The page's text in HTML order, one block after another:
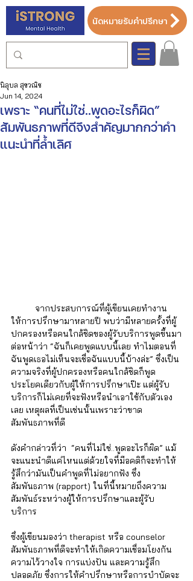
นัดหมายรับคำปรึกษา
เพราะ “คนที่ไม่ใช่..พูดอะไรก็ผิด”
สัมพันธภาพที่ดีจึงสำคัญมากกว่าคำ
แนะนำที่ล้ำเลิศ
นิลุบล สุขวณิช
Jun 14, 2024
ให้การปรึกษามาหลายปี พบว่ามีหลายครั้งที่ผู้
ปกครองหรือคนใกล้ชิดของผู้รับบริการพูดขึ้นมา
ต่อหน้าว่า “ฉันก็เคยพูดแบบนี้เลย ทำไมตอนที่
ฉันพูดเธอไม่เห็นจะเชื่อฉันแบบนี้บ้างล่ะ” ซึ่งเป็น
ความจริงที่ผู้ปกครองหรือคนใกล้ชิดก็พูด
ประโยคเดียวกับผู้ให้การปรึกษาเป๊ะ แต่ผู้รับ
บริการก็ไม่เคยที่จะฟังหรือนำเอาใช้กับตัวเอง
เลย เหตุผลที่เป็นเช่นนั้นเพราะว่าขาด
สัมพันธภาพที่ดี
ดังคำกล่าวที่ว่า  “คนที่ไม่ใช่..พูดอะไรก็ผิด” แม้
จะแนะนำดีแค่ไหนแต่ด้วยใจที่มีอคติก็จะทำให้
รู้สึกว่ามันเป็นคำพูดที่ไม่อยากฟัง ซึ่ง
สัมพันธภาพ (rapport) ในที่นี้หมายถึงความ
สัมพันธ์ระหว่างผู้ให้การปรึกษาและผู้รับ
บริการ
ซึ่งผู้เขียนมองว่า therapist หรือ counselor
สัมพันธภาพที่ดีจะทำให้เกิดความเชื่อมโยงกัน
ความไว้วางใจ การแบ่งปัน และความรู้สึก
ปลอดภัย ซึ่งการให้คำปรึกษาหรือการบำบัดจะ